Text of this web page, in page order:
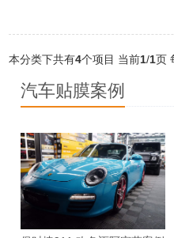
专业施工环境：XPEL中国1号
间，配备有齐全的进口喷淋降
授权正品专营：XPEL中国1号
膜和隐形车衣的优劣。
2、自己全责
其购买“新增设备险”，可由装
3、双方责任
通过上述理赔需求，自己有购
之自己责任部分自己承担，对
如果是自己不小心造成车辆膜损
只要是购买了车衣膜保险，无
2、门店免费修复
XPEL车衣膜拥有到店申请免
积小于40cm×40cm大小即可
重要的事情说三遍！
以上攻略适用于XPEL、UPPF
同样的门店，同样的膜，不一
成都XPEL中国1号直营店
本分类下共有4个项目 当前1/1页
汽车贴膜案例